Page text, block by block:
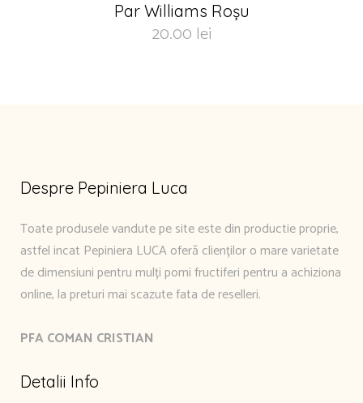
Par Williams Roșu
20.00 lei
Despre Pepiniera Luca
Toate produsele vandute pe site este din productie proprie,
astfel incat Pepiniera LUCA oferă clienților o mare varietate
de dimensiuni pentru mulți pomi fructiferi pentru a achiziona
online, la preturi mai scazute fata de reselleri.
PFA COMAN CRISTIAN
Detalii Info